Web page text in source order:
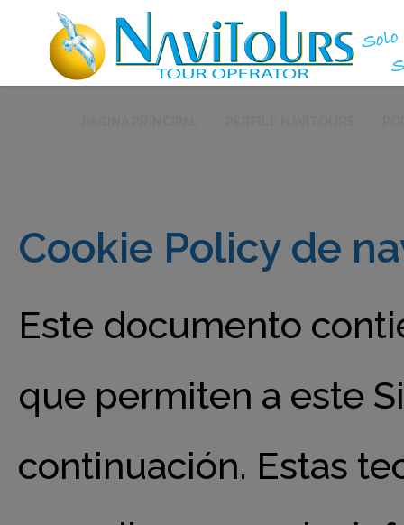
Cookie Policy de
Este documento
que permiten a este
continuación. Estas